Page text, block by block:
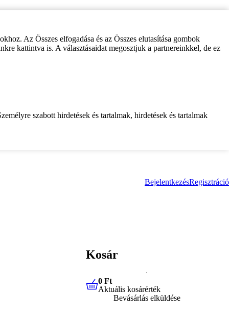
Az Összes elfogadása és az Összes elutasítása gombok
kattintva is. A választásaidat megosztjuk a partnereinkkel, de ez
szabott hirdetések és tartalmak, hirdetések és tartalmak
BejelentkezésRegisztráció
Kosár
0 FtAktuális kosárérték
0 Ft
Aktuális kosárérték
Bevásárlás elküldése